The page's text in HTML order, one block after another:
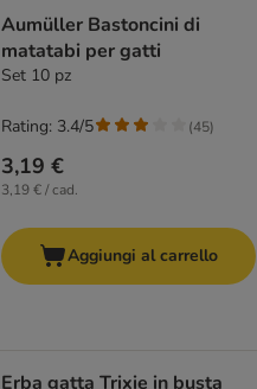
Aumüller Bastoncini di
matatabi per gatti
Set 10 pz
3,19 €
3,19 € / cad.
Rating: 3.4/5 (45)
Aggiungi al carrello
Erba gatta Trixie in busta